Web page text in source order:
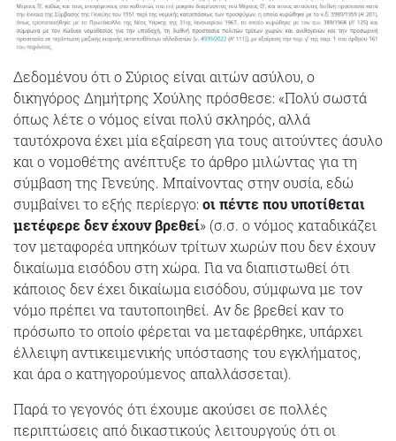
Δεδομένου ότι ο Σύριος είναι αιτών ασύλου, ο
δικηγόρος Δημήτρης Χούλης πρόσθεσε: «Πολύ σωστά
όπως λέτε ο νόμος είναι πολύ σκληρός, αλλά
ταυτόχρονα έχει μία εξαίρεση για τους αιτούντες άσυλο
και ο νομοθέτης ανέπτυξε το άρθρο μιλώντας για τη
σύμβαση της Γενεύης. Μπαίνοντας στην ουσία, εδώ
συμβαίνει το εξής περίεργο: οι πέντε που υποτίθεται
μετέφερε δεν έχουν βρεθεί» (σ.σ. ο νόμος καταδικάζει
τον μεταφορέα υπηκόων τρίτων χωρών που δεν έχουν
δικαίωμα εισόδου στη χώρα. Για να διαπιστωθεί ότι
κάποιος δεν έχει δικαίωμα εισόδου, σύμφωνα με τον
νόμο πρέπει να ταυτοποιηθεί. Αν δε βρεθεί καν το
πρόσωπο το οποίο φέρεται να μεταφέρθηκε, υπάρχει
έλλειψη αντικειμενικής υπόστασης του εγκλήματος,
και άρα ο κατηγορούμενος απαλλάσσεται).
Παρά το γεγονός ότι έχουμε ακούσει σε πολλές
περιπτώσεις από δικαστικούς λειτουργούς ότι οι